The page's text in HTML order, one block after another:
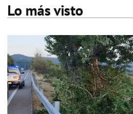
Lo más visto